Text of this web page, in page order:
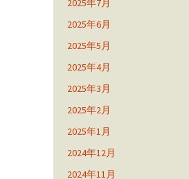
2025年7月
2025年6月
2025年5月
2025年4月
2025年3月
2025年2月
2025年1月
2024年12月
2024年11月